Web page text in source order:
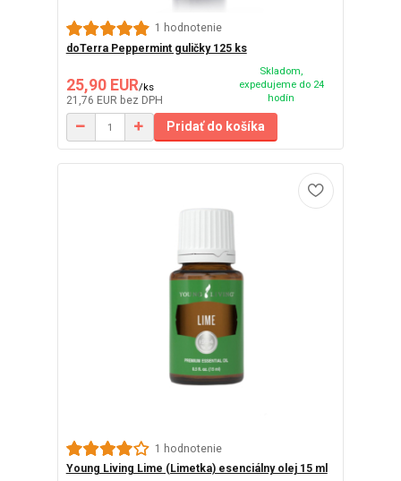
1 hodnotenie
doTerra Peppermint guličky 125 ks
25,90 EUR/ks
21,76 EUR bez DPH
Skladom,
expedujeme do 24
hodín
Pridať do košíka
1 hodnotenie
Young Living Lime (Limetka) esenciálny olej 15 ml